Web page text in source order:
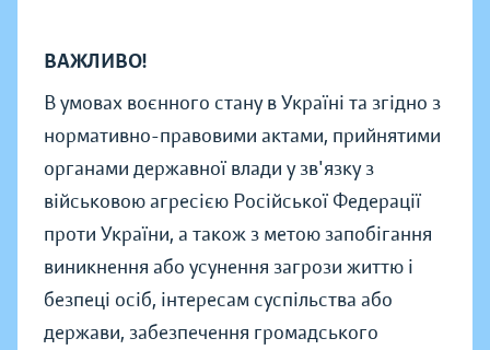
ВАЖЛИВО!
В умовах воєнного стану в Україні та згідно з
нормативно-правовими актами, прийнятими
органами державної влади у зв'язку з
військовою агресією Російської Федерації
проти України, а також з метою запобігання
виникнення або усунення загрози життю і
безпеці осіб, інтересам суспільства або
держави, забезпечення громадського